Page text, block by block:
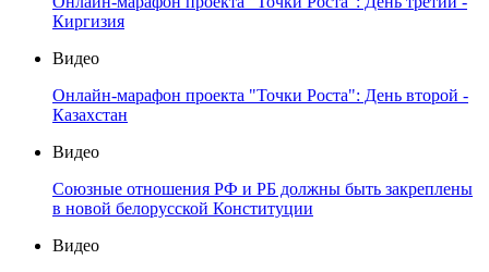
Киргизия
Видео
Онлайн-марафон проекта "Точки Роста": День второй -
Казахстан
Видео
Союзные отношения РФ и РБ должны быть закреплены
в новой белорусской Конституции
Видео